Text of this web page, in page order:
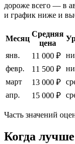
дороже всего — в
и график ниже и
Месяц
Средняя
цена
янв.
11 000 ₽
февр.
11 500 ₽
март
13 000 ₽
апр.
15 000 ₽
Часть значений
Когда